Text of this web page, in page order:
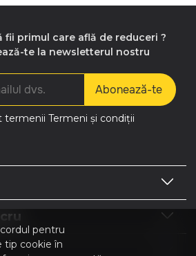
fii primul care află de reduceri ?
te la newsletterul nostru
Abonează-te
termenii Termeni și condiții
pentru
tip cookie în